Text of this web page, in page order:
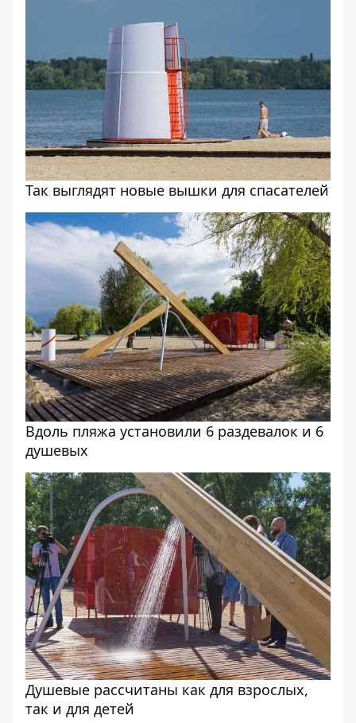
Так выглядят новые вышки для спасателей
Вдоль пляжа установили 6 раздевалок и 6
душевых
Душевые рассчитаны как для взрослых,
так и для детей